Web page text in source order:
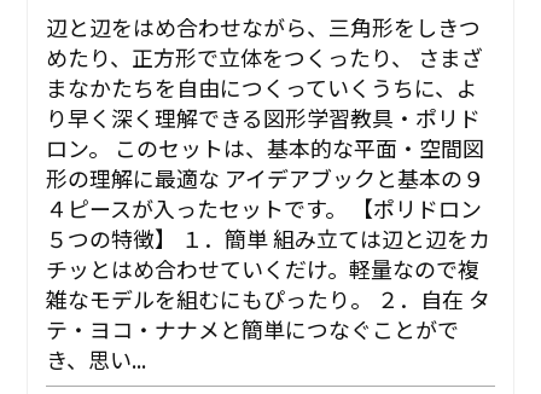
辺と辺をはめ合わせながら、三角形をしきつ
めたり、正方形で立体をつくったり、 さまざ
まなかたちを自由につくっていくうちに、よ
り早く深く理解できる図形学習教具・ポリド
ロン。 このセットは、基本的な平面・空間図
形の理解に最適な アイデアブックと基本の９
４ピースが入ったセットです。 【ポリドロン
５つの特徴】 １．簡単 組み立ては辺と辺をカ
チッとはめ合わせていくだけ。軽量なので複
雑なモデルを組むにもぴったり。 ２．自在 タ
テ・ヨコ・ナナメと簡単につなぐことがで
き、思い...